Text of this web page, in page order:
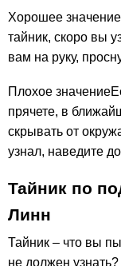
Хорошее
тайник, скоро вы
вам на руку,
Плохое
прячете, в
скрывать от
узнал, наведите
Тайник по
Линн
Тайник – что вы
не должен